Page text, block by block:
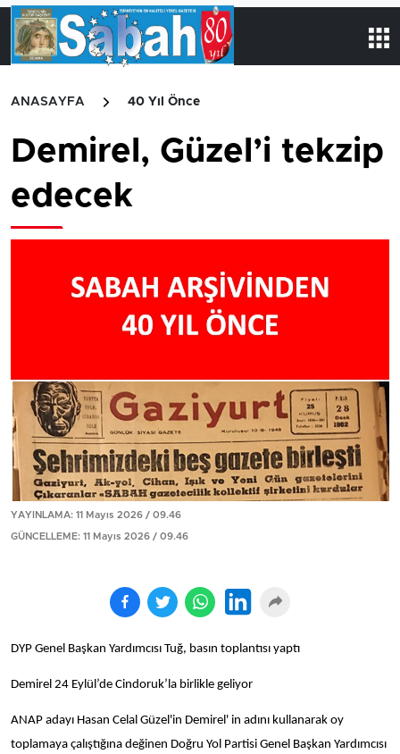
ANASAYFA 40 Yıl Önce
Demirel, Güzel’i tekzip
edecek
YAYINLAMA: 11 Mayıs 2026 / 09.46
GÜNCELLEME: 11 Mayıs 2026 / 09.46
DYP Genel Başkan Yardımcısı Tuğ, basın toplantısı yaptı
Demirel 24 Eylül’de Cindoruk’la birlikle geliyor
ANAP adayı Hasan Celal Güzel'in Demirel' in adını kullanarak oy
toplamaya çalıştığına değinen Doğru Yol Partisi Genel Başkan Yardımcısı